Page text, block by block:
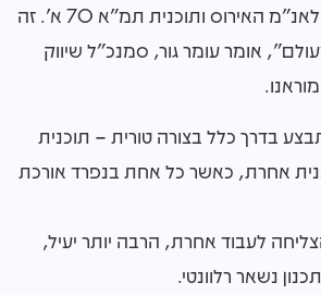
האירוס ותוכנית תמ"א 70 א'. זה
אומר עומר גור, סמנכ"ל שיווק
בדרך כלל בצורה טורית – תוכנית
אחרת, כאשר כל אחת בנפרד אורכת
לעבוד אחרת, הרבה יותר יעיל,
נשאר רלוונטי.